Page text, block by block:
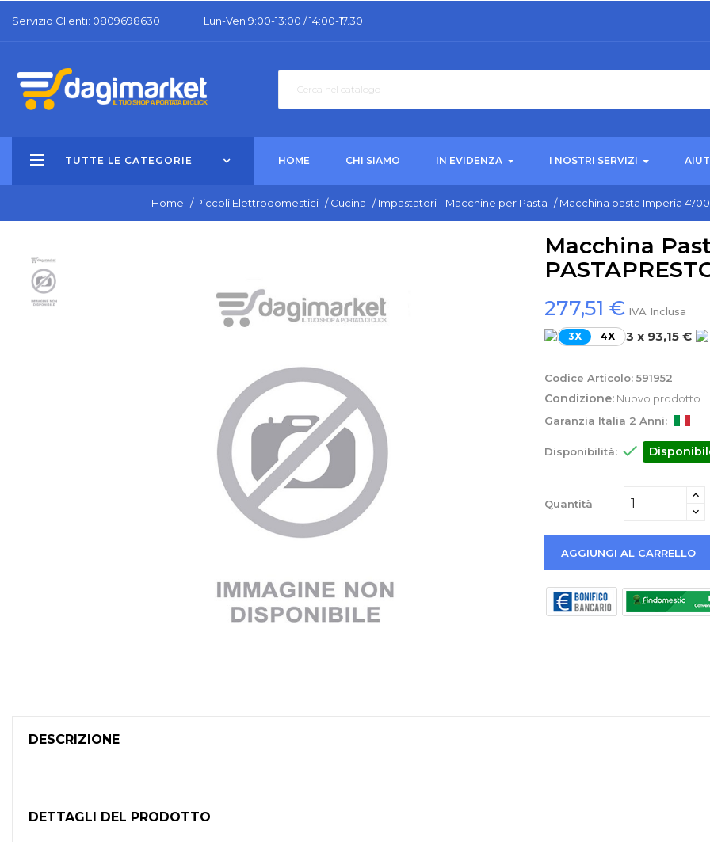
Servizio Clienti: 0809698630 Lun-Ven 9:00-13:00 / 14:00-17.30
TUTTE LE CATEGORIE HOME CHI SIAMO IN EVIDENZA I NOSTRI SERVIZI
Home / Piccoli Elettrodomestici / Cucina / Impastatori - Macchine per Pasta / Macchina pasta Imperia
Macchina
277,51 € IVA Inclusa
3X 4X 3 x 93,15 €
Codice Articolo: 591952
Condizione: Nuovo prodotto
Garanzia Italia 2 Anni:
Disponibilità: 
Quantità
AGGIUNGI AL CARRELLO
DESCRIZIONE
DETTAGLI DEL PRODOTTO